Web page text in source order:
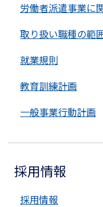
労働者派遣事業に
取り扱い職種の範
就業規則
教育訓練計画
一般事業行動計画
採用情報
採用情報